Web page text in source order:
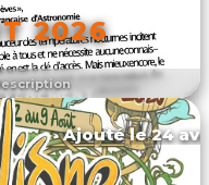
2026
Ajouté le 24